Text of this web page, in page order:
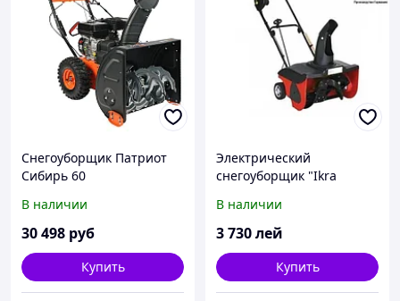
Снегоуборщик Патриот
Сибирь 60
В наличии
30 498 руб
Купить
Электрический
снегоуборщик "Ikra
В наличии
3 730лей
Купить